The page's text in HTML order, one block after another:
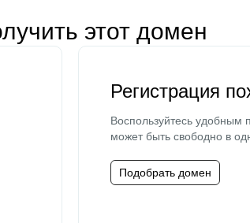
этот домен
Регистрация
Воспользуйтесь
может быть свободно в
Подобрать домен